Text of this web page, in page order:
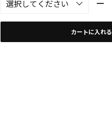
カートに入れる